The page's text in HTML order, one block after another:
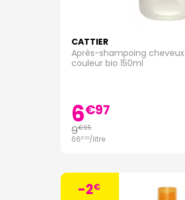
CATTIER
Après-shampoing
couleur bio 150ml
6€97
9€95
66€33/litre
-2€